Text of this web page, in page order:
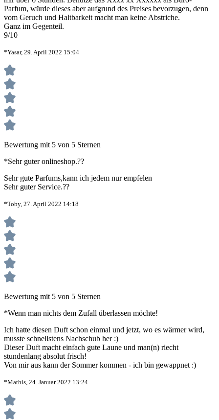
Parfum, würde dieses aber aufgrund des Preises bevorzugen, denn
vom Geruch und Haltbarkeit macht man keine Abstriche.
Ganz im Gegenteil.
9/10
*Yasar, 29. April 2022 15:04
Bewertung mit 5 von 5 Sternen
*Sehr guter onlineshop.??
Sehr gute Parfums,kann ich jedem nur empfelen
Sehr guter Service.??
*Toby, 27. April 2022 14:18
Bewertung mit 5 von 5 Sternen
*Wenn man nichts dem Zufall überlassen möchte!
Ich hatte diesen Duft schon einmal und jetzt, wo es wärmer wird,
musste schnellstens Nachschub her :)
Dieser Duft macht einfach gute Laune und man(n) riecht
stundenlang absolut frisch!
Von mir aus kann der Sommer kommen - ich bin gewappnet :)
*Mathis, 24. Januar 2022 13:24